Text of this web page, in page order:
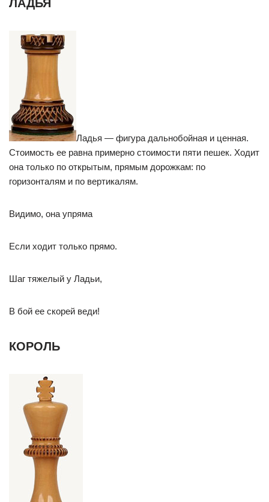
ЛАДЬЯ
Ладья — фигура дальнобойная и ценная.
Стоимость ее равна примерно стоимости пяти пешек. Ходит
она только по открытым, прямым дорожкам: по
горизонталям и по вертикалям.
Видимо, она упряма
Если ходит только прямо.
Шаг тяжелый у Ладьи,
В бой ее скорей веди!
КОРОЛЬ